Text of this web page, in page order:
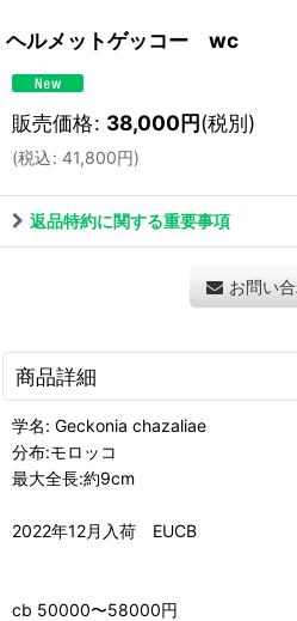
ヘルメットゲッコー wc
販売価格: 38,000円(税別)
(税込: 41,800円)
返品特約に関する重要事項
お問い
商品詳細
学名: Geckonia chazaliae
分布:モロッコ
最大全長:約9cm
2022年12月入荷 EUCB
cb 50000〜58000円